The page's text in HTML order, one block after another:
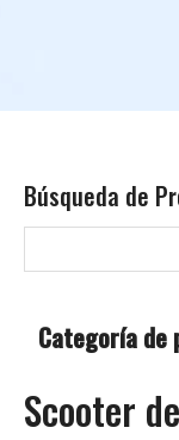
Búsqueda de
Categoría de
Scooter